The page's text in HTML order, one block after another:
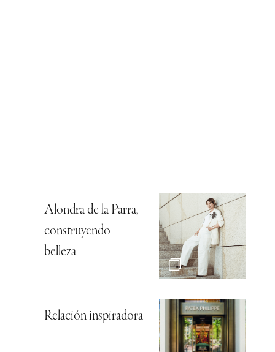
Alondra de la Parra,
construyendo
belleza
Relación inspiradora